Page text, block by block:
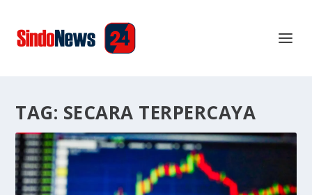
TAG: SECARA TERPERCAYA